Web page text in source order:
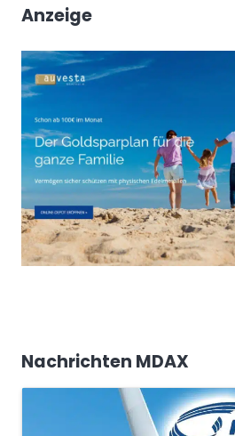
Anzeige
Nachrichten MDAX